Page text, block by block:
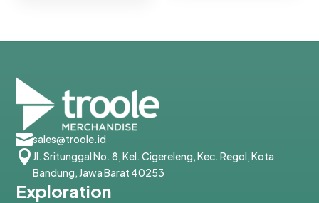
sales@troole.id
Jl. Sritunggal No. 8, Kel. Cigereleng, Kec. Regol, Kota
Bandung, Jawa Barat 40253
Exploration